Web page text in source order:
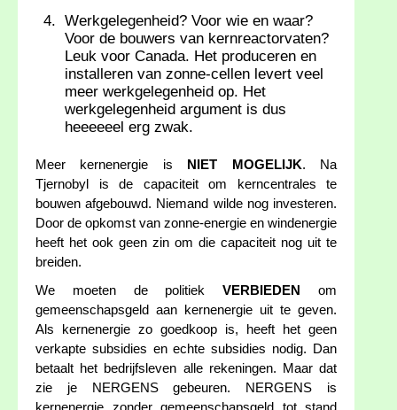
Werkgelegenheid? Voor wie en waar?
Voor de bouwers van kernreactorvaten?
Leuk voor Canada. Het produceren en
installeren van zonne-cellen levert veel
meer werkgelegenheid op. Het
werkgelegenheid argument is dus
heeeeeel erg zwak.
Meer kernenergie is NIET MOGELIJK. Na
Tjernobyl is de capaciteit om kerncentrales te
bouwen afgebouwd. Niemand wilde nog investeren.
Door de opkomst van zonne-energie en windenergie
heeft het ook geen zin om die capaciteit nog uit te
breiden.
We moeten de politiekVERBIEDEN
om
gemeenschapsgeld aan kernenergie uit te geven.
Als kernenergie zo goedkoop is, heeft het geen
verkapte subsidies en echte subsidies nodig. Dan
betaalt het bedrijfsleven alle rekeningen. Maar dat
zie je NERGENS gebeuren. NERGENS is